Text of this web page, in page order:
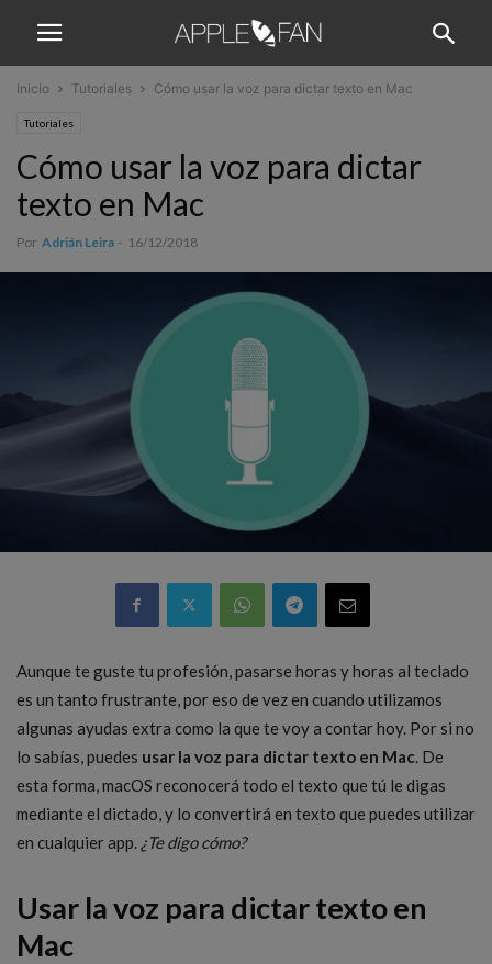
Inicio Tutoriales Cómo usar la voz para dictar texto en Mac
Tutoriales
Cómo usar la voz para dictar
texto en Mac
Por Adrián Leira - 16/12/2018
Aunque te guste tu profesión, pasarse horas y horas al teclado
es un tanto frustrante, por eso de vez en cuando utilizamos
algunas ayudas extra como la que te voy a contar hoy. Por si no
lo sabías, puedes usar la voz para dictar texto en Mac. De
esta forma, macOS reconocerá todo el texto que tú le digas
mediante el dictado, y lo convertirá en texto que puedes utilizar
en cualquier app. ¿Te digo cómo?
Usar la voz para dictar texto en
Mac